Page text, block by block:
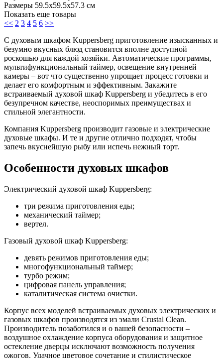
Размеры 59.5х59.5х57.3 см
Показать еще товары
<< 2 3 4 5 6 >>
С духовым шкафом Kuppersberg приготовление изысканных и
безумно вкусных блюд становится вполне доступной
роскошью для каждой хозяйки. Автоматические программы,
мультифункциональный таймер, освещение внутренней
камеры – вот что существенно упрощает процесс готовки и
делает его комфортным и эффективным. Закажите
встраиваемый духовой шкаф Kuppersberg и убедитесь в его
безупречном качестве, неоспоримых преимуществах и
стильной элегантности.
Компания Kuppersberg производит газовые и электрические
духовые шкафы. И те и другие отлично подходят, чтобы
запечь вкуснейшую рыбу или испечь нежный торт.
Особенности духовых шкафов
Электрический духовой шкаф Kuppersberg:
три режима приготовления еды;
механический таймер;
вертел.
Газовый духовой шкаф Kuppersberg:
девять режимов приготовления еды;
многофункциональный таймер;
турбо режим;
цифровая панель управления;
каталитическая система очистки.
Корпус всех моделей встраиваемых духовых электрических и
газовых шкафов производятся из эмали Crustal Clean.
Производитель позаботился и о вашей безопасности –
воздушное охлаждение корпуса оборудования и защитное
остекление дверцы исключают возможность получения
ожогов. Удачное цветовое сочетание и стилистическое